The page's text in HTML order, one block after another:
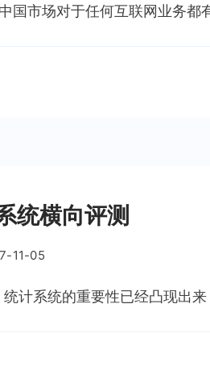
国市场对于任何互联网业务都
统横向评测
11-05
统计系统的重要性已经凸现出